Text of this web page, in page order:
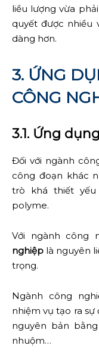
liều lượng vừa
quyết được nhiều
dàng hơn.
3. ỨNG
CÔNG
3.1. Ứng
Đối với ngành
công đoạn khác
trò khá thiết
polyme.
Với ngành công
nghiệp là nguyên
trọng.
Ngành công
nhiệm vụ tạo ra
nguyên bản
nhuộm…